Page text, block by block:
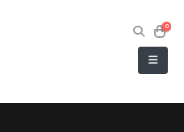
0